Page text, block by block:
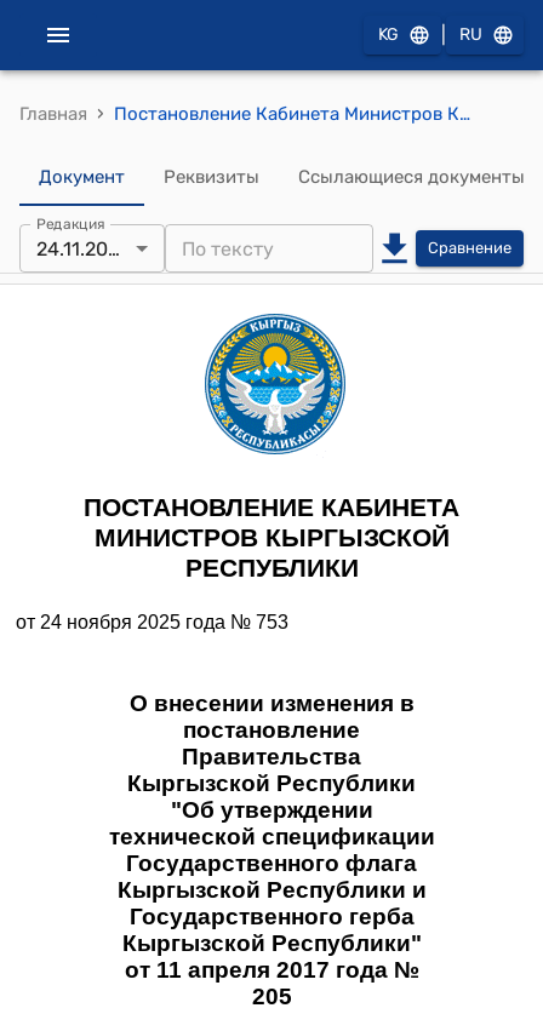
KG RU
Главная › Постановление Кабинета Министров КР от 24 ноября 2025 года № 753 "О внесении изменения в постановление Правительства Кыргызской Республики "Об утверждении технической спецификации Государственного флага Кыргызской Республики и Государственного герба Кыргызской Республики" от 11 апреля 2017 года № 205"
Документ Реквизиты Ссылающиеся документы
Редакция
24.11.2025 Сравнение